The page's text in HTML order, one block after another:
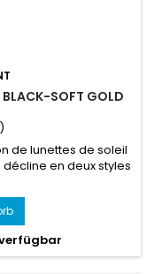
BLACK-SOFT GOLD
de lunettes de soleil
en deux styles
Westcraft +
de la beauté
et performance. Ce
avec le nec